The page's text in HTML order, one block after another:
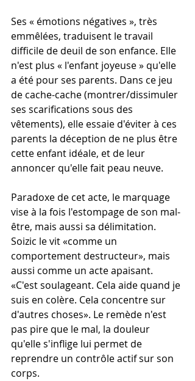
Ses « émotions négatives », très
emmêlées, traduisent le travail
difficile de deuil de son enfance. Elle
n'est plus « l'enfant joyeuse » qu'elle
a été pour ses parents. Dans ce jeu
de cache-cache (montrer/dissimuler
ses scarifications sous des
vêtements), elle essaie d'éviter à ces
parents la déception de ne plus être
cette enfant idéale, et de leur
annoncer qu'elle fait peau neuve.
Paradoxe de cet acte, le marquage
vise à la fois l'estompage de son mal-
être, mais aussi sa délimitation.
Soizic le vit «comme un
comportement destructeur», mais
aussi comme un acte apaisant.
«C'est soulageant. Cela aide quand je
suis en colère. Cela concentre sur
d'autres choses». Le remède n'est
pas pire que le mal, la douleur
qu'elle s'inflige lui permet de
reprendre un contrôle actif sur son
corps.